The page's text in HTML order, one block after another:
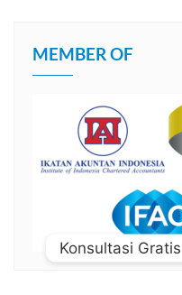
MEMBER OF
Konsultasi